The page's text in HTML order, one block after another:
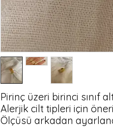
Pirinç üzeri birinci sınıf
Alerjik cilt tipleri için
Ölçüsü arkadan